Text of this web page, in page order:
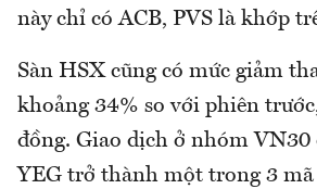
này chỉ có ACB, PVS là khớp
Sàn HSX cũng có mức giảm
khoảng 34% so với phiên
đồng. Giao dịch ở nhóm VN30
YEG trở thành một trong 3